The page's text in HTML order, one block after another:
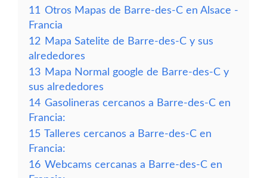
11 Otros Mapas de Barre-des-C en Alsace -
Francia
12 Mapa Satelite de Barre-des-C y sus
alrededores
13 Mapa Normal google de Barre-des-C y
sus alrededores
14 Gasolineras cercanos a Barre-des-C en
Francia:
15 Talleres cercanos a Barre-des-C en
Francia:
16 Webcams cercanas a Barre-des-C en